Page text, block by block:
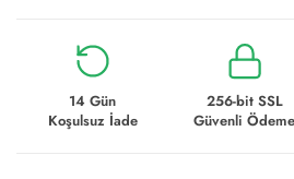
14 Gün
Koşulsuz İade
256-bit SSL
Güvenli Ödeme